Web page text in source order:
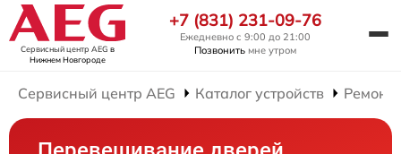
Сервисный центр AEG в
Нижнем Новгороде
+7 (831) 231-09-76
Ежедневно с 9:00 до 21:00
Позвонить мне утром
Сервисный центр AEG Каталог устройств Ремонт